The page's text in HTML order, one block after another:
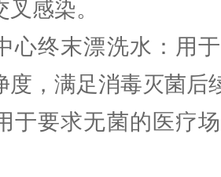
感染。
心终末漂洗水：用
度，满足消毒灭菌后
于要求无菌的医疗